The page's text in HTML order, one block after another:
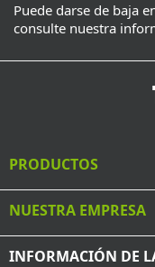
Puede darse de baja
consulte nuestra
PRODUCTOS
NUESTRA EMPRESA
INFORMACIÓN DE